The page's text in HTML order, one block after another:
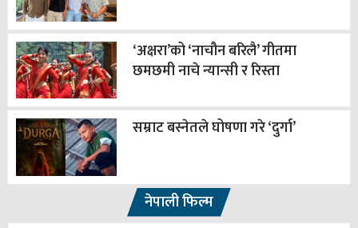
‘अक्षरा’को ‘नाचौन बरिलै’ गीतमा
छमछमी नाचे न्यान्सी र रिस्ता
सम्राट बस्नेतले घोषणा गरे ‘दुर्गा’
नेपाली फिल्म